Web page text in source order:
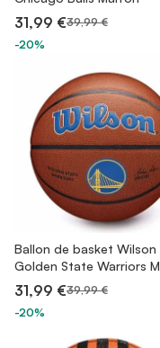
31,99 €39,99 €
-20%
Ballon de basket Wilson
Golden State Warriors
31,99 €39,99 €
-20%